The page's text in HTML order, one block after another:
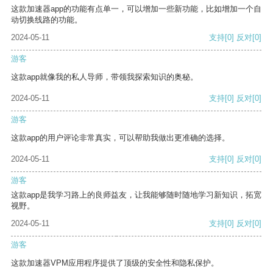
这款加速器app的功能有点单一，可以增加一些新功能，比如增加一个自
动切换线路的功能。
2024-05-11
支持[0] 反对[0]
游客
这款app就像我的私人导师，带领我探索知识的奥秘。
2024-05-11 支持[0] 反对[0]
游客
这款app的用户评论非常真实，可以帮助我做出更准确的选择。
2024-05-11 支持[0] 反对[0]
游客
这款app是我学习路上的良师益友，让我能够随时随地学习新知识，拓宽
视野。
2024-05-11
支持[0] 反对[0]
游客
这款加速器VPM应用程序提供了顶级的安全性和隐私保护。